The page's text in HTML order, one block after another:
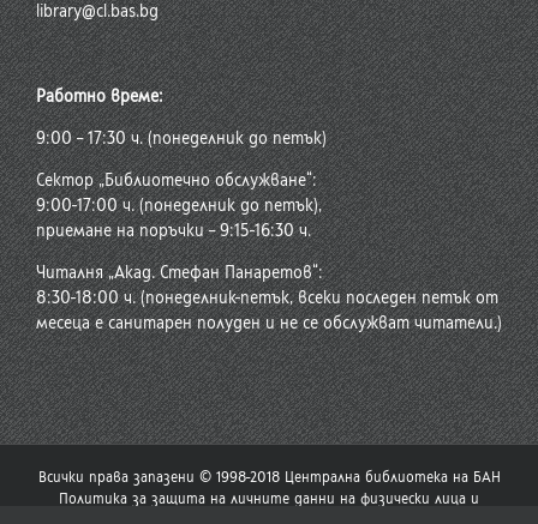
library@cl.bas.bg
Работно време:
9:00 – 17:30 ч. (понеделник до петък)
Сектор „Библиотечно обслужване“:
9:00-17:00 ч. (понеделник до петък),
приемане на поръчки – 9:15-16:30 ч.
Читалня „Акад. Стефан Панаретов“:
8:30-18:00 ч. (понеделник-петък, всеки последен петък от
месеца е санитарен полуден и не се обслужват читатели.)
Всички права запазени © 1998-2018 Централна библиотека на БАН
Политика за защита на личните данни на физически лица и